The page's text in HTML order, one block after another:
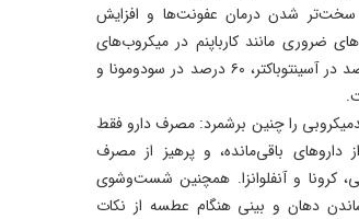
سخت‌تر شدن درمان عفونت‌ها و افزایش
ضروری مانند کارباپنم در میکروب‌های
بیمارستانی به سطح نگران‌کننده‌ رسیده از جمله ۹۲ درصد در آسینتوباکتر، ۶۰ درصد در سودومونا و
را چنین برشمرد: مصرف دارو فقط
داروهای باقی‌مانده، و پرهیز از مصرف
کرونا و آنفلوانزا. همچنین شست‌وشوی
دهان و بینی هنگام عطسه از نکات